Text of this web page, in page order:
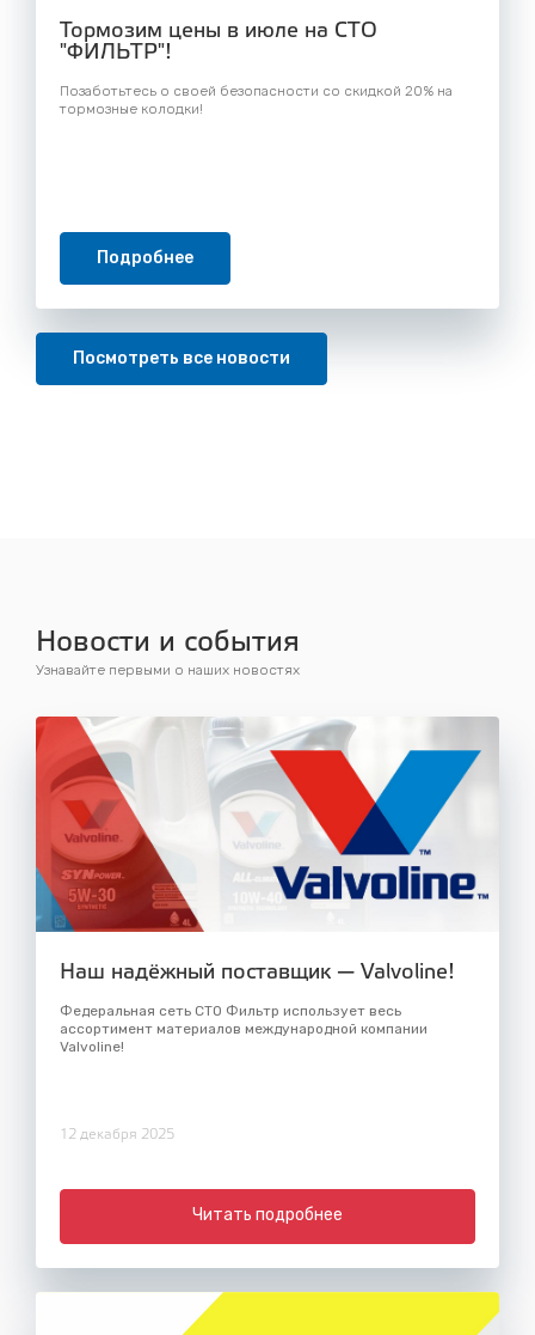
Тормозим цены в июле на СТО
"ФИЛЬТР"!
Позаботьтесь о своей безопасности со скидкой 20% на
тормозные колодки!
Подробнее
Посмотреть все новости
Новости и события
Узнавайте первыми о наших новостях
Наш надёжный поставщик — Valvoline!
Федеральная сеть СТО Фильтр использует весь
ассортимент материалов международной компании
Valvoline!
12 декабря 2025
Читать подробнее